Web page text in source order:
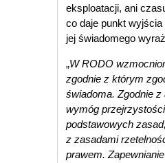
eksploatacji, ani
co daje punkt
jej świadomego
„W RODO
zgodnie z którym
świadoma. Zgodnie
wymóg
podstawowych
z zasadami
prawem.